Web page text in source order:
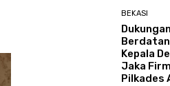
BEKASI
Kepala
Jaka
Pilkades